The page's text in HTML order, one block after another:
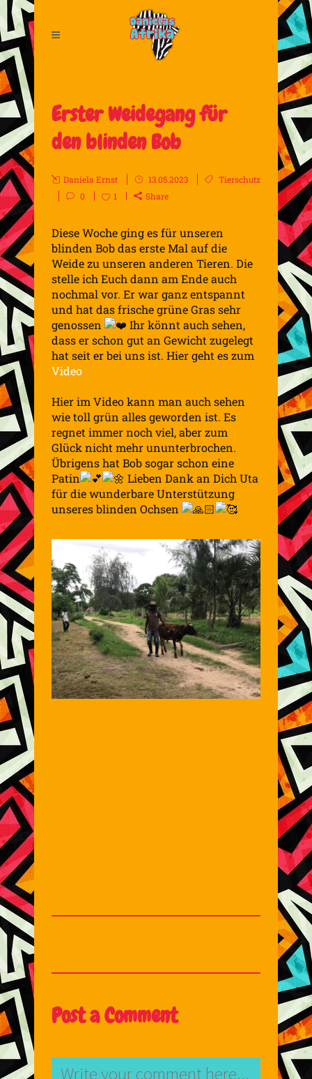
Erster Weidegang für
den blinden Bob
Daniela Ernst 13.05.2023
Tierschutz
0
1 Share
Diese Woche ging es für unseren
blinden Bob das erste Mal auf die
Weide zu unseren anderen Tieren. Die
stelle ich Euch dann am Ende auch
nochmal vor. Er war ganz entspannt
und hat das frische grüne Gras sehr
genossen
Ihr könnt auch sehen,
dass er schon gut an Gewicht zugelegt
hat seit er bei uns ist. Hier geht es zum
Video
Hier im Video kann man auch sehen
wie toll grün alles geworden ist. Es
regnet immer noch viel, aber zum
Glück nicht mehr ununterbrochen.
Übrigens hat Bob sogar schon eine
Patin
Lieben Dank an Dich Uta
für die wunderbare Unterstützung
unseres blinden Ochsen
Post a Comment